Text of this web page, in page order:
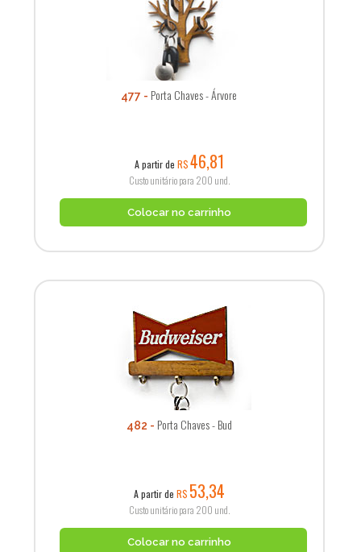
477 Porta Chaves - Árvore
A partir de R$46,81
Custo unitário para 200 und.
Colocar no carrinho
482 Porta Chaves - Bud
A partir de R$ 53,34
Custo unitário para 200 und.
Colocar no carrinho